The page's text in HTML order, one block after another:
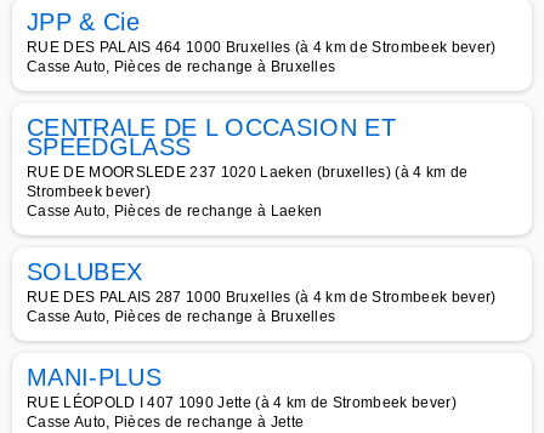
JPP & Cie
RUE DES PALAIS 464 1000 Bruxelles (à 4 km de Strombeek bever)
Casse Auto, Pièces de rechange à Bruxelles
CENTRALE DE L OCCASION ET
SPEEDGLASS
RUE DE MOORSLEDE 237 1020 Laeken (bruxelles) (à 4 km de
Strombeek bever)
Casse Auto, Pièces de rechange à Laeken
SOLUBEX
RUE DES PALAIS 287 1000 Bruxelles (à 4 km de Strombeek bever)
Casse Auto, Pièces de rechange à Bruxelles
MANI-PLUS
RUE LÉOPOLD I 407 1090 Jette (à 4 km de Strombeek bever)
Casse Auto, Pièces de rechange à Jette